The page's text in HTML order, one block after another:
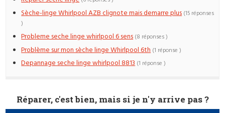
Sèche-linge Whirlpool AZB clignote mais demarre plus (15 réponses
)
Probleme seche linge whirlpool 6 sens (8 réponses )
Problème sur mon sèche linge Whirlpool 6th (1 réponse )
Depannage seche linge whirlpool 8813 (1 réponse )
Réparer, c'est bien, mais si je n'y arrive pas ?